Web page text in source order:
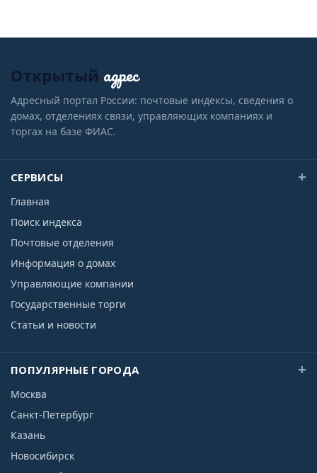
Открытый адрес
Адресный портал России: почтовые индексы, сведения о
домах, отделениях связи, управляющих компаниях и
торгах на базе ФИАС.
СЕРВИСЫ
Главная
Поиск индекса
Почтовые отделения
Информация о домах
Управляющие компании
Государственные торги
Статьи и новости
ПОПУЛЯРНЫЕ ГОРОДА
Москва
Санкт-Петербург
Казань
Новосибирск